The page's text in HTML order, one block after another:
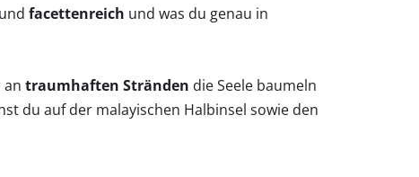
und facettenreich und was du genau in
traumhaften Stränden die Seele baumeln
du auf der malayischen Halbinsel sowie den